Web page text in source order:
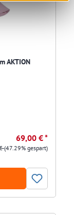
AKTION
69,00 € *
(47.29% gespart)